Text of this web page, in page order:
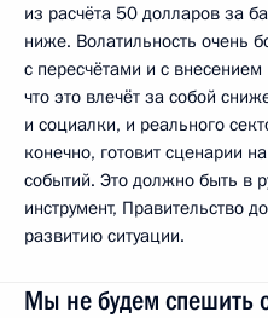
из расчёта 50 долларов за
ниже. Волатильность очень
с пересчётами и с
что это влечёт за собой
и социалки, и реального
конечно, готовит сценарии
событий. Это должно быть в
инструмент, Правительство
развитию ситуации.
Мы не будем спешить